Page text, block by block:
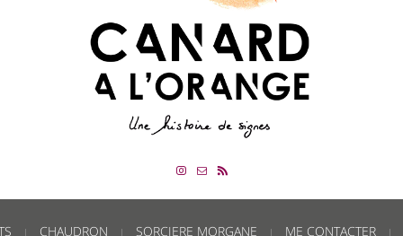
CHAUDRON SORCIERE MORGANE ME CONTACTER